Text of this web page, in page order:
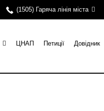
(1505) Гаряча лінія міста
ЦНАП Петиції Довідник